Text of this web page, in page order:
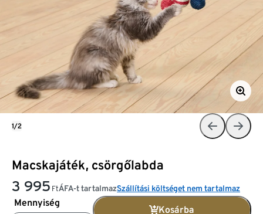
Macskajáték, csörgőlabda
3 995 FtÁFA-t tartalmazSzállítási költséget nem tartalmaz
Mennyiség
Kosárba
1/2